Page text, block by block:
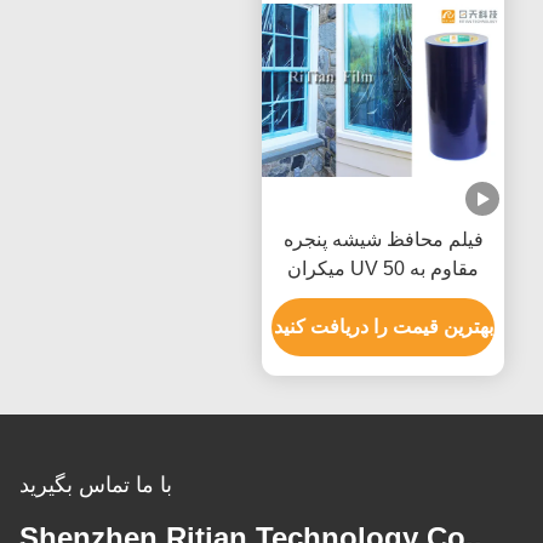
فیلم محافظ شیشه پنجره
مقاوم به UV 50 میکران
بدون بقایای چسبنده
بهترین قیمت را دریافت کنید
با ما تماس بگیرید